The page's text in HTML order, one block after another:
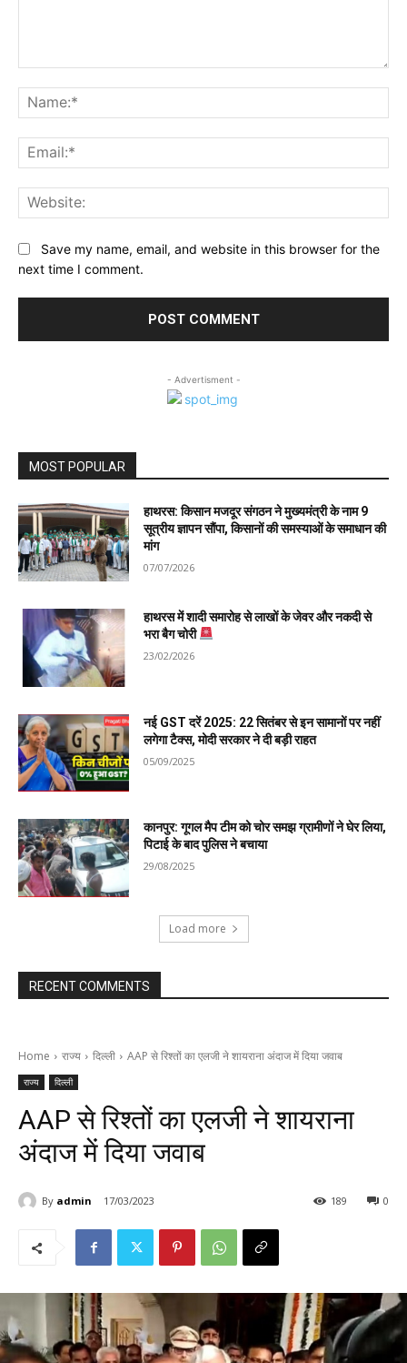
Save my name, email, and website in this browser for the
next time I comment.
- Advertisment -
MOST POPULAR
हाथरस: किसान मजदूर संगठन ने मुख्यमंत्री के नाम 9
सूत्रीय ज्ञापन सौंपा, किसानों की समस्याओं के समाधान की
मांग
07/07/2026
हाथरस में शादी समारोह से लाखों के जेवर और नकदी से
भरा बैग चोरी
23/02/2026
नई GST दरें 2025: 22 सितंबर से इन सामानों पर नहीं
लगेगा टैक्स, मोदी सरकार ने दी बड़ी राहत
05/09/2025
कानपुर: गूगल मैप टीम को चोर समझ ग्रामीणों ने घेर लिया,
पिटाई के बाद पुलिस ने बचाया
29/08/2025
Load more
RECENT COMMENTS